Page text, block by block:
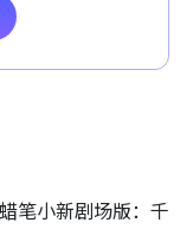
笔小新剧场版：千